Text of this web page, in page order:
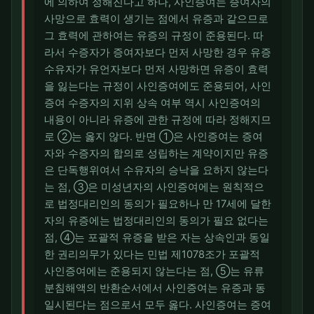
사망으로 효력이 생기는 점에서 유증과 같으므로
그 효력에 관하여는 유증의 규정이 준용된다. 따
라서 수증자가 증여자보다 먼저 사망한 경우 유증
수유자가 유언자보다 먼저 사망하면 유증이 효력
을 잃는다는 규정이 사인증여에도 준용되어, 사인
증여 수증자의 지위 상속 여부 역시 사인증여의
내용이 아니라 유증에 관한 규정에 따라 정해지므
로 ②는 옳지 않다. 반면 ①은 사인증여는 증여
자와 수증자의 합의로 성립하는 계약이지만 유증
은 단독행위여서 수유자의 승낙을 요하지 않는다
는 점, ③은 미성년자의 사인증여에는 원칙적으
로 법정대리인의 동의가 필요하나 만 17세에 달한
자의 유증에는 법정대리인의 동의가 필요 없다는
점, ④는 포괄적 유증을 받은 자는 상속인과 동일
한 권리의무가 있다는 민법 제1078조가 포괄적
사인증여에는 준용되지 않는다는 점, ⑤는 유류
분침해액의 반환순서에서 사인증여는 유증과 동
일시된다는 점으로서 모두 옳다. 사인증여는 증여